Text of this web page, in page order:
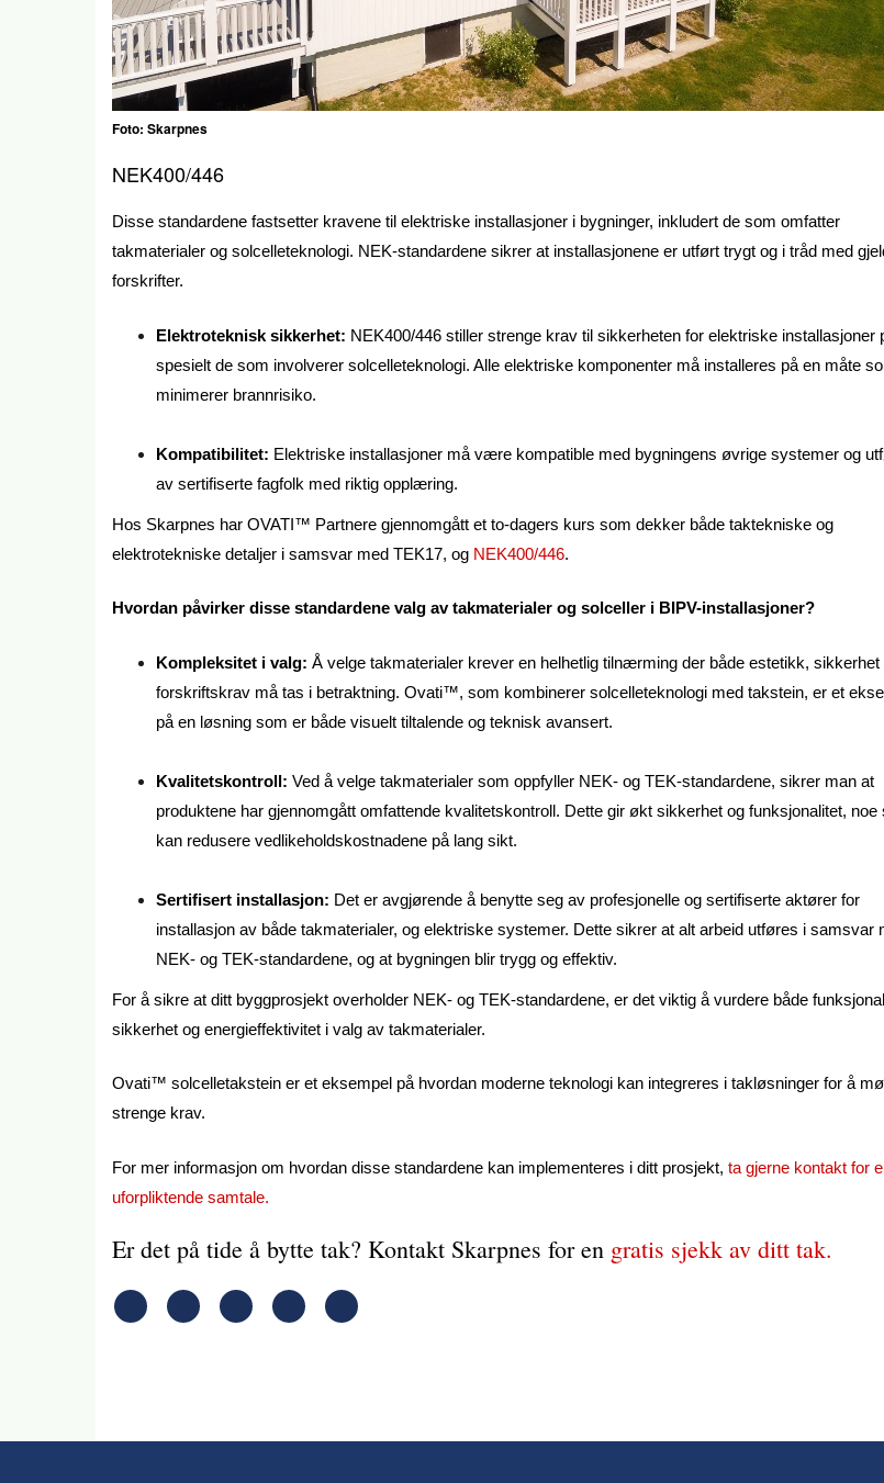
Foto: Skarpnes
NEK400/446
Disse standardene fastsetter kravene til elektriske installasjoner i bygninger, inkludert de som omfatter
takmaterialer og solcelleteknologi. NEK-standardene sikrer at installasjonene er utført trygt og i tråd med
forskrifter.
Elektroteknisk sikkerhet: NEK400/446 stiller strenge krav til sikkerheten for elektriske installasjoner
spesielt de som involverer solcelleteknologi. Alle elektriske komponenter må installeres på en måte
minimerer brannrisiko.
Kompatibilitet: Elektriske installasjoner må være kompatible med bygningens øvrige systemer og
av sertifiserte fagfolk med riktig opplæring.
Hos Skarpnes har OVATI™ Partnere gjennomgått et to-dagers kurs som dekker både taktekniske og
elektrotekniske detaljer i samsvar med TEK17, og NEK400/446.
Hvordan påvirker disse standardene valg av takmaterialer og solceller i BIPV-installasjoner?
Kompleksitet i valg: Å velge takmaterialer krever en helhetlig tilnærming der både estetikk, sikkerhet
forskriftskrav må tas i betraktning. Ovati™, som kombinerer solcelleteknologi med takstein, er et
på en løsning som er både visuelt tiltalende og teknisk avansert.
Kvalitetskontroll: Ved å velge takmaterialer som oppfyller NEK- og TEK-standardene, sikrer man at
produktene har gjennomgått omfattende kvalitetskontroll. Dette gir økt sikkerhet og funksjonalitet, noe
kan redusere vedlikeholdskostnadene på lang sikt.
Sertifisert installasjon: Det er avgjørende å benytte seg av profesjonelle og sertifiserte aktører for
installasjon av både takmaterialer, og elektriske systemer. Dette sikrer at alt arbeid utføres i samsvar
NEK- og TEK-standardene, og at bygningen blir trygg og effektiv.
For å sikre at ditt byggprosjekt overholder NEK- og TEK-standardene, er det viktig å vurdere både
sikkerhet og energieffektivitet i valg av takmaterialer.
Ovati™ solcelletakstein er et eksempel på hvordan moderne teknologi kan integreres i takløsninger for å
strenge krav.
For mer informasjon om hvordan disse standardene kan implementeres i ditt prosjekt, ta gjerne kontakt for
uforpliktende samtale.
Er det på tide å bytte tak? Kontakt Skarpnes for en gratis sjekk av ditt tak.